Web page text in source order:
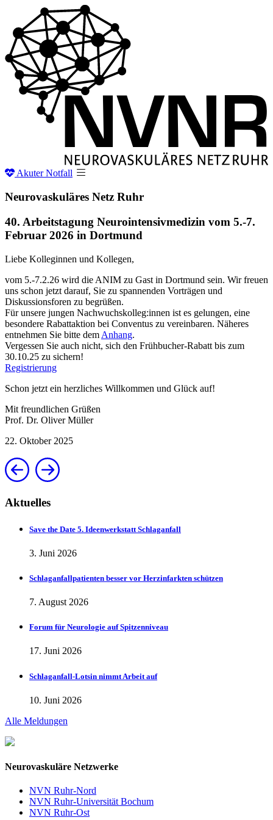
AkuterNotfall
Neurovaskuläres Netz Ruhr
40. Arbeitstagung Neurointensivmedizin vom 5.-7.
Februar 2026 in Dortmund
Liebe Kolleginnen und Kollegen,
vom 5.-7.2.26 wird die ANIM zu Gast in Dortmund sein. Wir freuen
uns schon jetzt darauf, Sie zu spannenden Vorträgen und
Diskussionsforen zu begrüßen.
Für unsere jungen Nachwuchskolleg:innen ist es gelungen, eine
besondere Rabattaktion bei Conventus zu vereinbaren. Näheres
entnehmen Sie bitte dem Anhang.
Vergessen Sie auch nicht, sich den Frühbucher-Rabatt bis zum
30.10.25 zu sichern!
Registrierung
Schon jetzt ein herzliches Willkommen und Glück auf!
Mit freundlichen Grüßen
Prof. Dr. Oliver Müller
22. Oktober 2025
Aktuelles
Save the Date 5. Ideenwerkstatt Schlaganfall
3. Juni 2026
Schlaganfallpatienten besser vor Herzinfarkten schützen
7. August 2026
Forum für Neurologie auf Spitzenniveau
17. Juni 2026
Schlaganfall-Lotsin nimmt Arbeit auf
10. Juni 2026
Alle Meldungen
Neurovaskuläre Netzwerke
NVN Ruhr-Nord
NVN Ruhr-Universität Bochum
NVN Ruhr-Ost